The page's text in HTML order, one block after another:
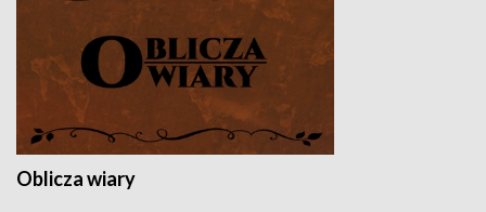
Oblicza wiary